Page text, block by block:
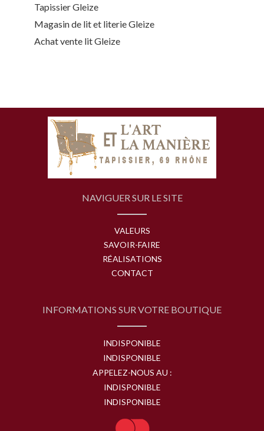
Tapissier Gleize
Magasin de lit et literie Gleize
Achat vente lit Gleize
NAVIGUER SUR LE SITE
VALEURS
SAVOIR-FAIRE
RÉALISATIONS
CONTACT
INFORMATIONS SUR VOTRE BOUTIQUE
INDISPONIBLE
INDISPONIBLE
APPELEZ-NOUS AU :
INDISPONIBLE
INDISPONIBLE